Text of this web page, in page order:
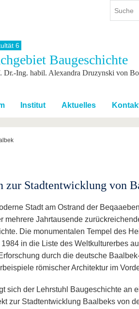
International
Internationales Profil
Mit der BTU ins Ausland
Für internationale
Studierende
6
Baugeschichte
Dr.-Ing. habil. Alexandra Druzynski von
Institut Aktuelles
zur Stadtentwicklung von
Stadt am Ostrand der
mehrere Jahrtausende
Die monumentalen Tempel des
in die Liste des Weltkulturerbes
durch die deutsche
römischer Architektur im
sich der Lehrstuhl Baugeschichte an
zur Stadtentwicklung Baalbeks von